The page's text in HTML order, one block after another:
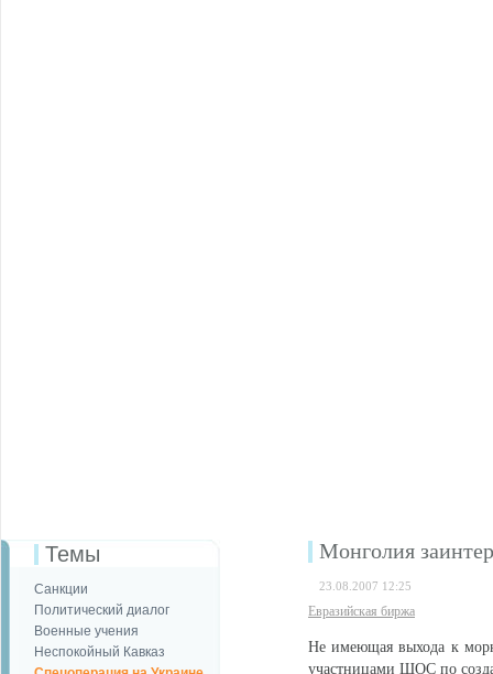
Темы
Санкции
Политический диалог
Военные учения
Неспокойный Кавказ
Монголия
23.08.2007 12:25
Евразийская биржа
Не имеющая выхода к
участницами ШОС по